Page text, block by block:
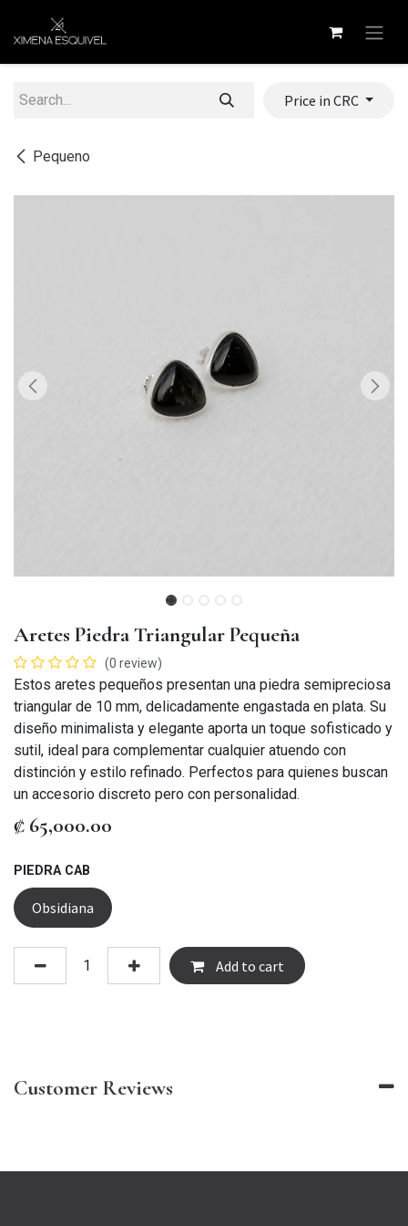
Pequeno
Price in CRC
Aretes Piedra Triangular Pequeña
(0 review)
Estos aretes pequeños presentan una piedra semipreciosa
triangular de 10 mm, delicadamente engastada en plata. Su
diseño minimalista y elegante aporta un toque sofisticado y
sutil, ideal para complementar cualquier atuendo con
distinción y estilo refinado. Perfectos para quienes buscan
un accesorio discreto pero con personalidad.
₡ 65,000.00
PIEDRA CAB
Obsidiana
Add to cart
Customer Reviews